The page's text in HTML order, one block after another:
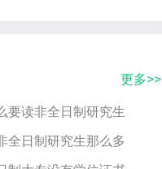
更多>>
要读非全日制研究生
全日制研究生那么多